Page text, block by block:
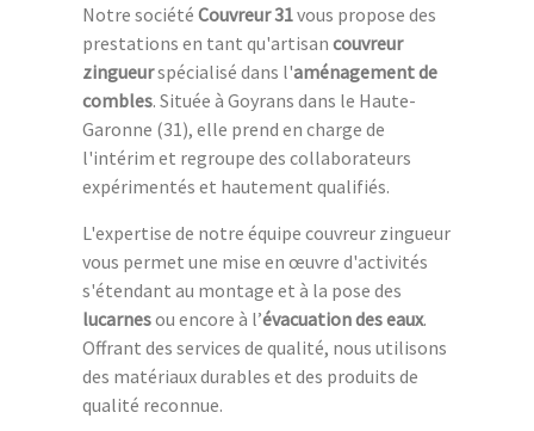
Notre société Couvreur 31vous propose des
prestations en tant qu'artisan couvreur
zingueurspécialisé dans l'aménagement de
combles. Située à Goyrans dans le Haute-
Garonne (31), elle prend en charge de
l'intérim et regroupe des collaborateurs
expérimentés et hautement qualifiés.
L'expertise de notre équipe couvreur zingueur
vous permet une mise en œuvre d'activités
s'étendant au montage et à la pose des
lucarnesou encore à l’évacuation des eaux.
Offrant des services de qualité, nous utilisons
des matériaux durables et des produits de
qualité reconnue.